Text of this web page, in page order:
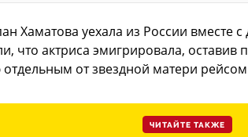
Хаматова уехала из России вместе
что актриса эмигрировала, оставив
от звездной матери
ЧИТАЙТЕ ТАКЖЕ